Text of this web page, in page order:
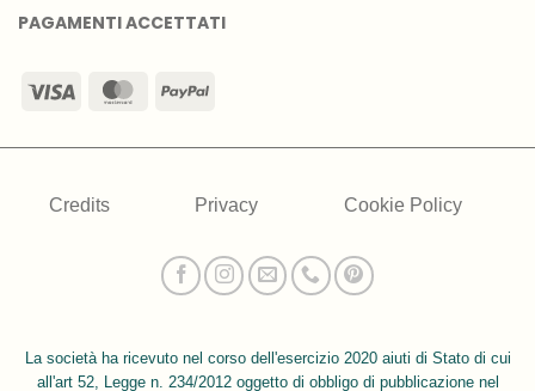
PAGAMENTI ACCETTATI
Visa MasterCardPayPal
Credits Privacy Cookie Policy
La società ha ricevuto nel corso dell'esercizio 2020 aiuti di Stato di cui
all'art 52, Legge n. 234/2012 oggetto di obbligo di pubblicazione nel